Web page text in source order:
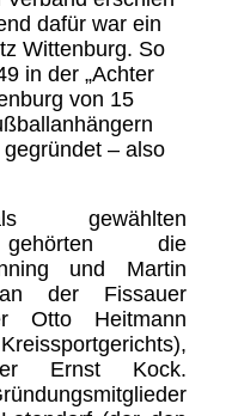
dafür war ein
Wittenburg. So
in der „Achter
von 15
– also
gewählten
gehörten die
und Martin
der Fissauer
Otto Heitmann
Ernst Kock.